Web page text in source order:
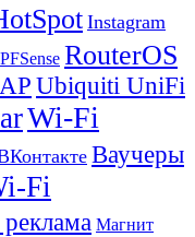
Instagram
PFSense RouterOS
Ubiquiti UniFi
Wi-Fi
Ваучеры
Fi
Магнит